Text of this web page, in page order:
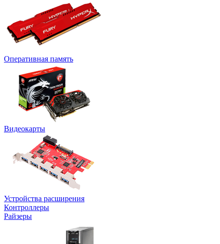
Оперативная память
Видеокарты
Устройства расширения
Контроллеры
Райзеры